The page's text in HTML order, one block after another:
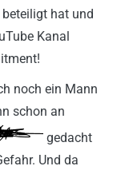
hat und
Kanal
noch ein Mann
schon an
gedacht
Und da